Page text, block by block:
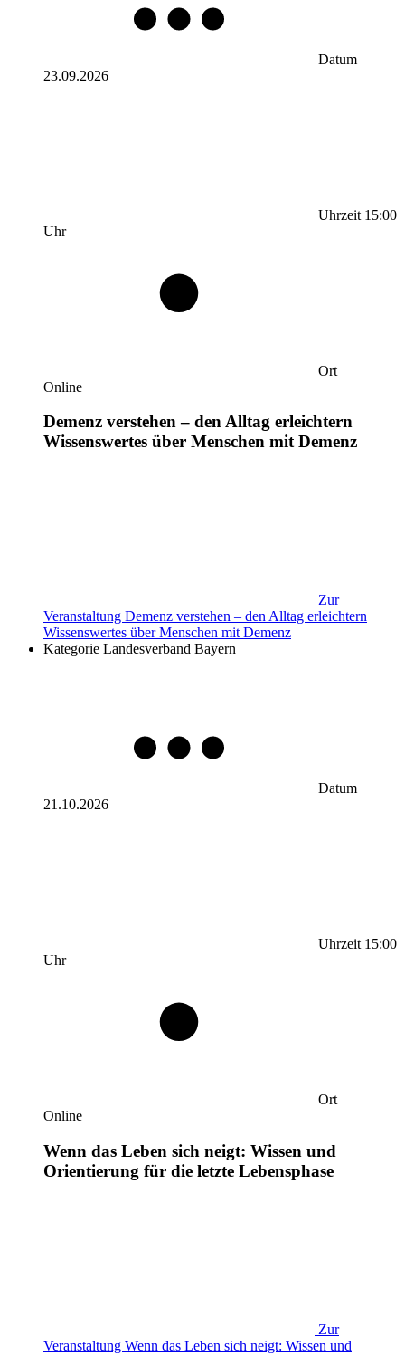
Datum
23.09.2026
Uhrzeit 15:00
Uhr
Ort
Online
Demenz verstehen – den Alltag erleichtern
Wissenswertes über Menschen mit Demenz
Zur
Veranstaltung Demenz verstehen – den Alltag erleichtern
Wissenswertes über Menschen mit Demenz
Kategorie Landesverband Bayern
Datum
21.10.2026
Uhrzeit 15:00
Uhr
Ort
Online
Wenn das Leben sich neigt: Wissen und
Orientierung für die letzte Lebensphase
Zur
Veranstaltung Wenn das Leben sich neigt: Wissen und